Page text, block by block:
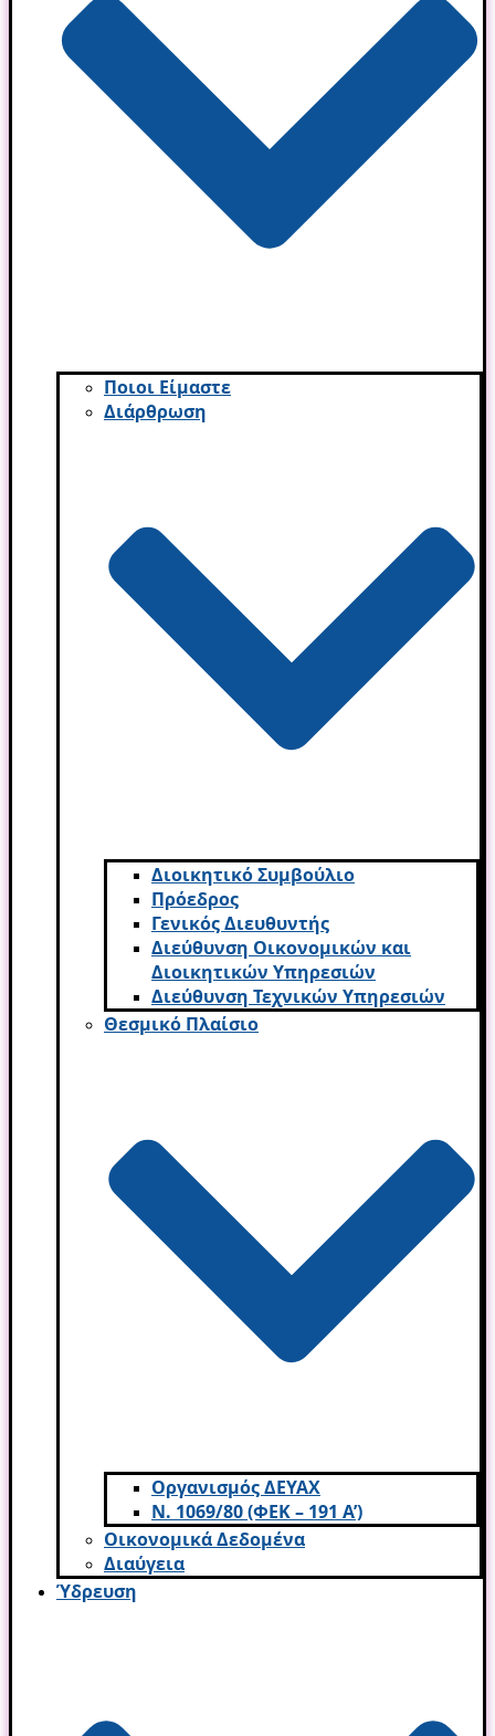
Ποιοι Είμαστε
Διάρθρωση
Διοικητικό Συμβούλιο
Πρόεδρος
Γενικός Διευθυντής
Διεύθυνση Οικονομικών και
Διοικητικών Υπηρεσι­ών
Διεύθυνση Τεχνικών Υπηρεσιών
Θεσμικό Πλαίσιο
Οργανισμός ΔΕΥΑΧ
Ν. 1069/80 (ΦΕΚ – 191 Α’)
Οικονομικά Δεδομένα
Διαύγεια
Ύδρευση